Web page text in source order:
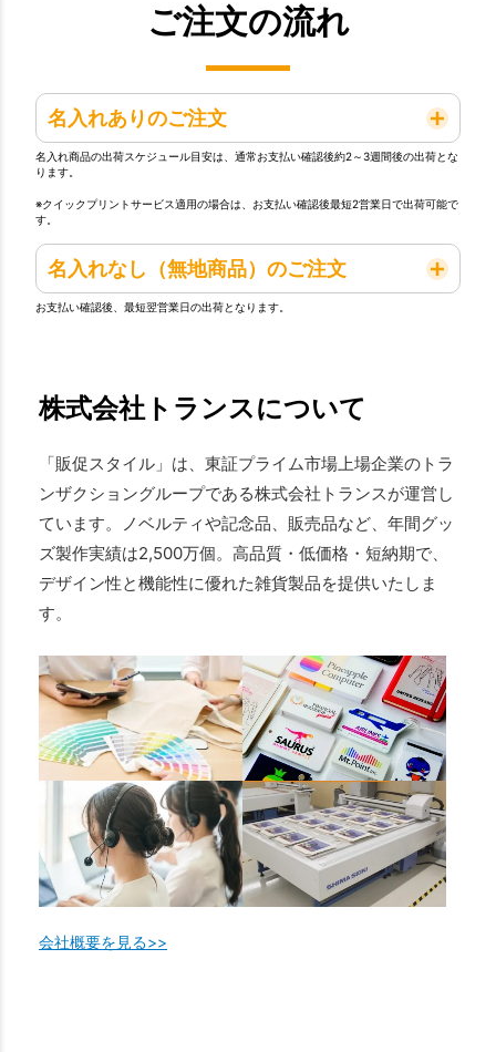
ご注文の流れ
名入れありのご注文
名入れ商品の出荷スケジュール目安は、通常お支払い確認後約2～3週間後の出荷とな
ります。
※クイックプリントサービス適用の場合は、お支払い確認後最短2営業日で出荷可能で
す。
名入れなし（無地商品）のご注文
お支払い確認後、最短翌営業日の出荷となります。
株式会社トランスについて
「販促スタイル」は、東証プライム市場上場企業のトラ
ンザクショングループである株式会社トランスが運営し
ています。ノベルティや記念品、販売品など、年間グッ
ズ製作実績は2,500万個。高品質・低価格・短納期で、
デザイン性と機能性に優れた雑貨製品を提供いたしま
す。
会社概要を見る>>